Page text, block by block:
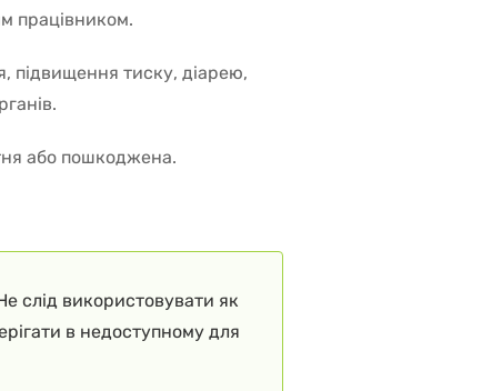
слід використовувати як
в недоступному для
працівником.
підвищення тиску, діарею,
або пошкоджена.